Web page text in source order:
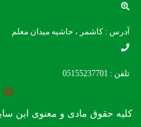
آدرس : کاشمر ، حاشیه میدان معلم
تلفن : 05155237701
کلیه حقوق مادی و معنوی این